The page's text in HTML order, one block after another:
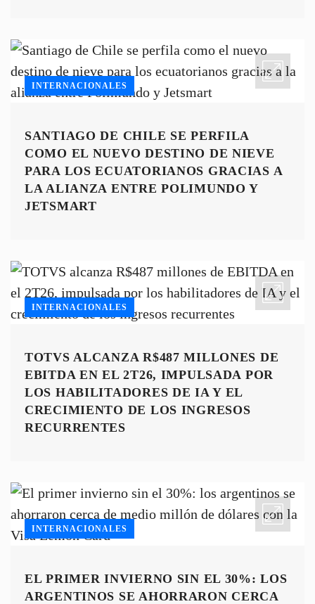
INTERNACIONALES
SANTIAGO DE CHILE SE PERFILA
COMO EL NUEVO DESTINO DE NIEVE
PARA LOS ECUATORIANOS GRACIAS A
LA ALIANZA ENTRE POLIMUNDO Y
JETSMART
INTERNACIONALES
TOTVS ALCANZA R$487 MILLONES DE
EBITDA EN EL 2T26, IMPULSADA POR
LOS HABILITADORES DE IA Y EL
CRECIMIENTO DE LOS INGRESOS
RECURRENTES
INTERNACIONALES
EL PRIMER INVIERNO SIN EL 30%: LOS
ARGENTINOS SE AHORRARON CERCA